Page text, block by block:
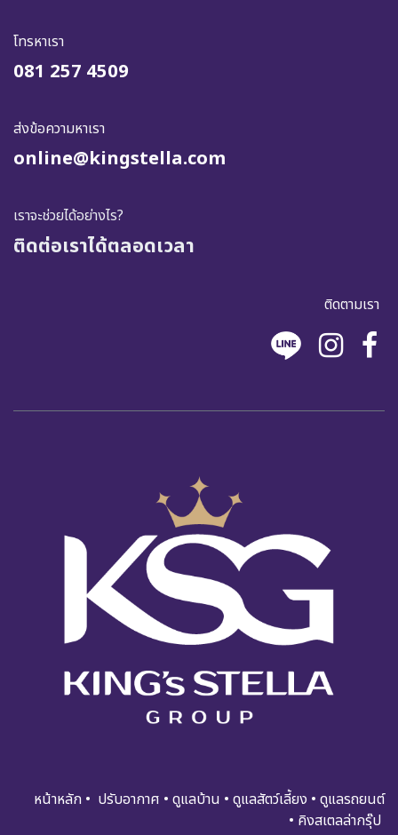
โทรหาเรา
081 257 4509
ส่งข้อความหาเรา
online@kingstella.com
เราจะช่วยได้อย่างไร?
ติดต่อเราได้ตลอดเวลา
ติดตามเรา
หน้าหลัก • ปรับอ​​​​​า​กาศ • ดูแ​​​ล​บ้า​น • ดูแล​สัตว์เลี้ยง • ดูแล​รถย​นต์
• คิงสเตลล่ากรุ๊ป